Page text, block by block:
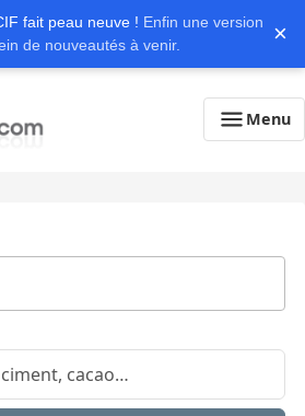
fait peau neuve ! Enfin une version
de nouveautés à venir.
×
Menu